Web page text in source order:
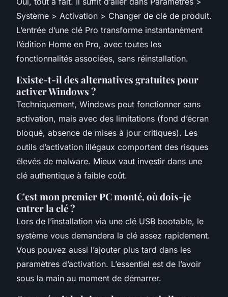
Système > Activation > Changer de clé de produit.
L’entrée d’une clé Pro transforme instantanément
l’édition Home en Pro, avec toutes les
fonctionnalités associées, sans réinstallation.
Existe-t-il des alternatives gratuites pour
activer Windows ?
Techniquement, Windows peut fonctionner sans
activation, mais avec des limitations (fond d’écran
bloqué, absence de mises à jour critiques). Les
outils d’activation illégaux comportent des risques
élevés de malware. Mieux vaut investir dans une
clé authentique à faible coût.
C'est mon premier PC monté, où dois-je
entrer la clé ?
Lors de l’installation via une clé USB bootable, le
système vous demandera la clé assez rapidement.
Vous pouvez aussi l’ajouter plus tard dans les
paramètres d’activation. L’essentiel est de l’avoir
sous la main au moment de démarrer.